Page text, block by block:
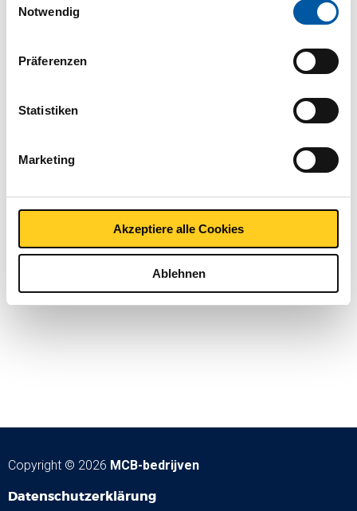
Informationen zu den von uns gespeicherten Cookies und
den Parteien mit denen wir zusammenarbeiten, finden
hier
unsere Richtlinien an.
Notwendig
Präferenzen
Statistiken
Marketing
Akzeptiere alle Cookies
Ablehnen
TSmétaux
Kontakt aufnehmen?
Copyright © 2026 MCB-bedrijven
Datenschutzerklärung